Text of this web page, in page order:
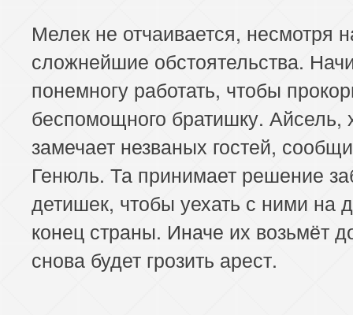
Мелек не отчаивается, несмотря
сложнейшие обстоятельства.
понемногу работать, чтобы
беспомощного братишку. Айсель,
замечает незваных гостей,
Генюль. Та принимает решение
детишек, чтобы уехать с ними на
конец страны. Иначе их возьмёт
снова будет грозить арест.